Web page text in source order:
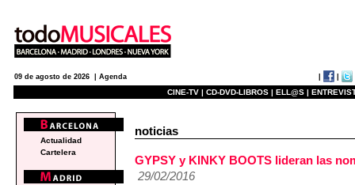
09 de agosto de 2026 | Agenda
CINE-TV | CD-DVD-LIBROS | ELL@S |
noticias
GYPSY y KINKY BOOTS lideran las
29/02/2016
Actualidad
Cartelera